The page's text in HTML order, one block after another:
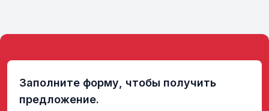
Заполните форму, чтобы получить
предложение.